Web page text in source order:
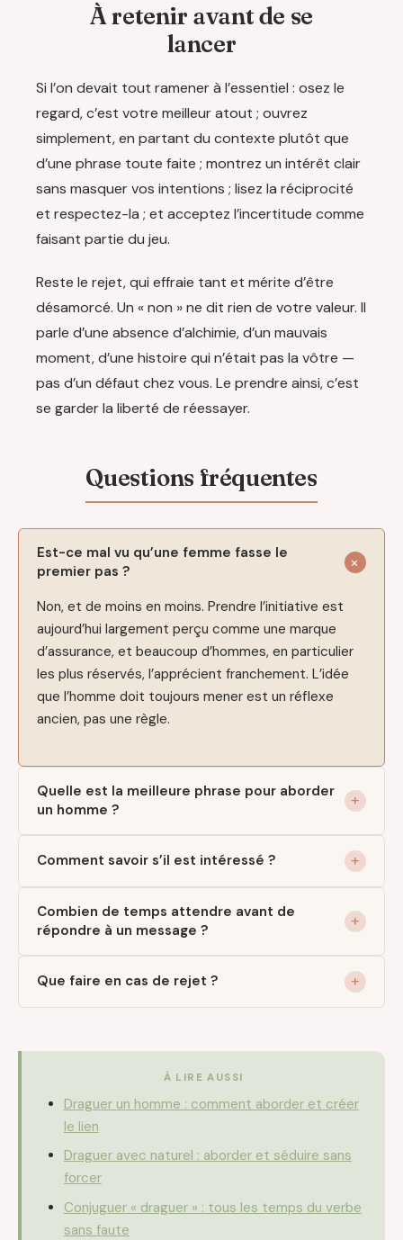
À retenir avant de se
lancer
Si l’on devait tout ramener à l’essentiel : osez le
regard, c’est votre meilleur atout ; ouvrez
simplement, en partant du contexte plutôt que
d’une phrase toute faite ; montrez un intérêt clair
sans masquer vos intentions ; lisez la réciprocité
et respectez-la ; et acceptez l’incertitude comme
faisant partie du jeu.
Reste le rejet, qui effraie tant et mérite d’être
désamorcé. Un « non » ne dit rien de votre valeur. Il
parle d’une absence d’alchimie, d’un mauvais
moment, d’une histoire qui n’était pas la vôtre —
pas d’un défaut chez vous. Le prendre ainsi, c’est
se garder la liberté de réessayer.
Est-ce mal vu qu’une femme fasse le
premier pas ?
Non, et de moins en moins. Prendre l’initiative est
aujourd’hui largement perçu comme une marque
d’assurance, et beaucoup d’hommes, en particulier
les plus réservés, l’apprécient franchement. L’idée
que l’homme doit toujours mener est un réflexe
ancien, pas une règle.
Quelle est la meilleure phrase pour aborder
un homme ?
Comment savoir s’il est intéressé ?
Combien de temps attendre avant de
répondre à un message ?
Que faire en cas de rejet ?
À LIRE AUSSI
Draguer un homme : comment aborder et créer
le lien
Draguer avec naturel : aborder et séduire sans
forcer
Conjuguer « draguer » : tous les temps du verbe
sans faute